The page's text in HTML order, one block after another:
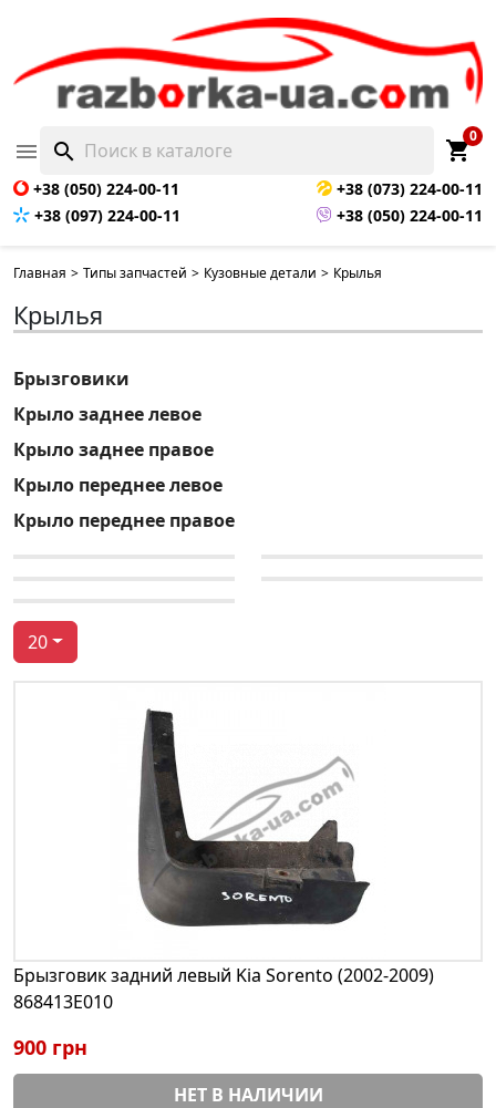
 search shopping_cart
0
+38 (050) 224-00-11
+38 (073) 224-00-11
+38 (097) 224-00-11
+38 (050) 224-00-11
Главная > Типы запчастей > Кузовные детали > Крылья
Крылья
Брызговики
Крыло заднее левое
Крыло заднее правое
Крыло переднее левое
Крыло переднее правое
20
Брызговик задний левый Kia Sorento (2002-2009)
868413E010
900 грн
НЕТ В НАЛИЧИИ